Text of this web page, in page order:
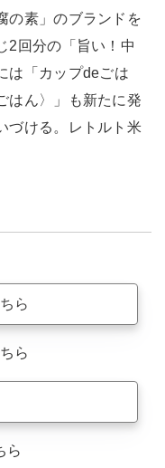
の素」のブランドを
2回分の「旨い！中
は「カップdeごは
はん〉」も新たに発
づける。レトルト米
ら
ら
ら